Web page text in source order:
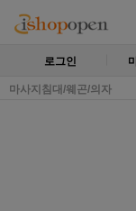
로그인
마사지침대/웨곤/의자